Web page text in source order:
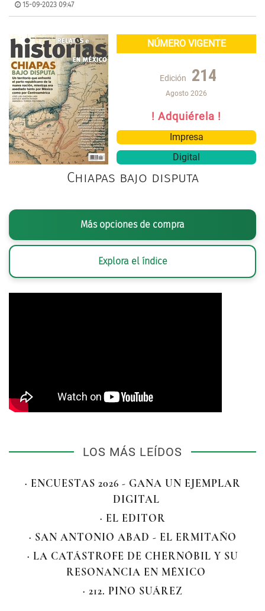
15-09-2023 09:47
NÚMERO VIGENTE
Edición 214
Agosto 2026
! Adquiérela !
Impresa
Digital
Chiapas bajo disputa
Más opciones de compra
Explora el índice
LOS MÁS LEÍDOS
· ENCUESTAS 2026 - GANA UN EJEMPLAR
DIGITAL
· EL EDITOR
· SAN ANTONIO ABAD - EL ERMITAÑO
· LA CATÁSTROFE DE CHERNÓBIL Y SU
RESONANCIA EN MÉXICO
· 212. PINO SUÁREZ